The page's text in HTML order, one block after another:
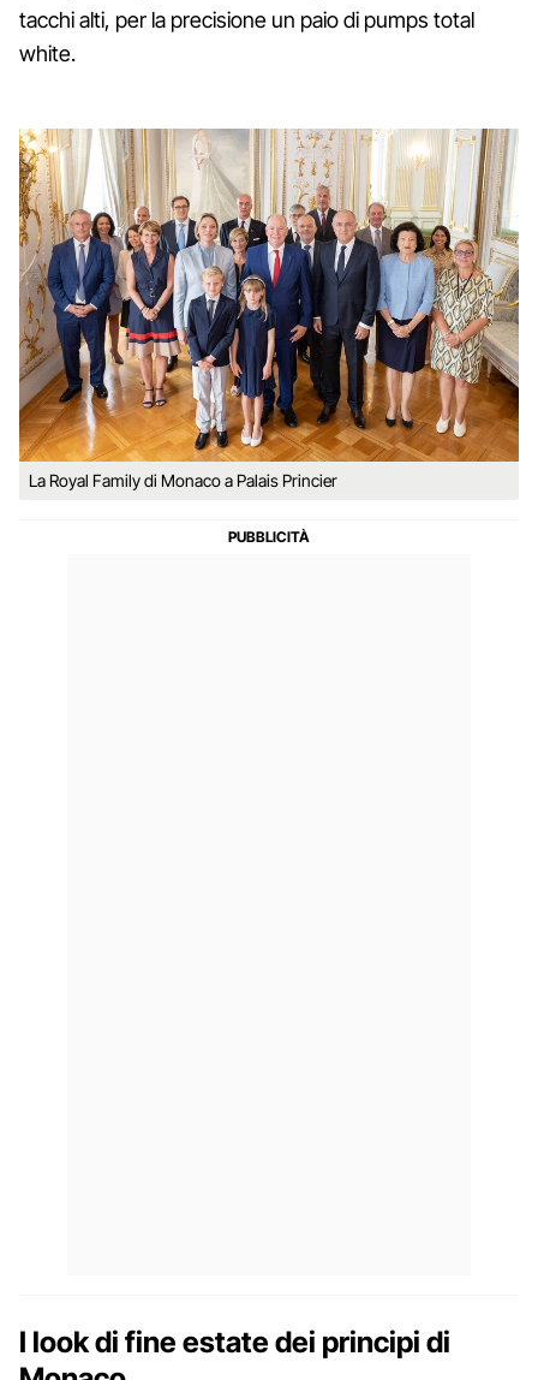
tacchi alti, per la precisione un paio di pumps total
white.
La Royal Family di Monaco a Palais Princier
I look di fine estate dei principi di